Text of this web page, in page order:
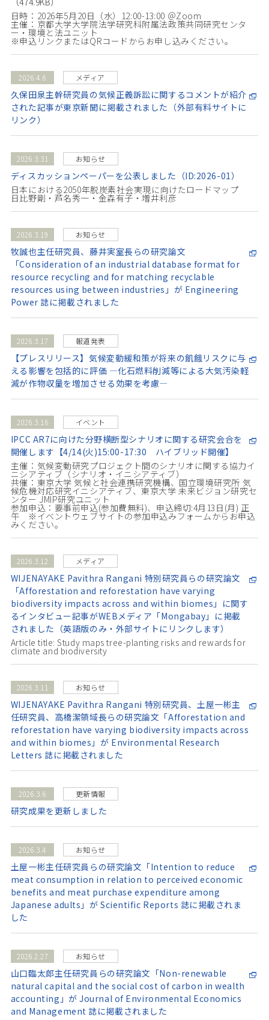
日時：2026年5月20日（水）12:00-13:00 ＠Zoom
主催：京都大学大学院法学研究科附属法政策共同研究センタ
ー・環境と法ユニット
※申込リンクまたはQRコードからお申し込みください。
2026.4.6 メディア
久保田泉主幹研究員の気候正義訴訟に関するコメントが紹介
された記事が東京新聞に掲載されました（外部有料サイトに
リンク）
2026.3.31 お知らせ
ディスカッションペーパーを公表しました（ID:2026-01）
日本における2050年脱炭素社会実現に向けたロードマップ
日比野剛・芦名秀一・金森有子・増井利彦
2026.3.19 お知らせ
牧誠也主任研究員、藤井実室長らの研究論文
「Consideration of an industrial database format for
resource recycling and for matching recyclable
resources using between industries」が Engineering
Power 誌に掲載されました
2026.3.17 報道発表
【プレスリリース】気候変動緩和策が将来の飢餓リスクに与
える影響を包括的に評価 —化石燃料削減等による大気汚染軽
減が作物収量を増加させる効果を考慮—
2026.3.16 イベント
IPCC AR7に向けた分野横断型シナリオに関する研究会合を
開催します【4/14(火)15:00-17:30 ハイブリッド開催】
主催：気候変動研究プロジェクト間のシナリオに関する協力イ
ニシアティブ（シナリオ・イニシアティブ）
共催：東京大学 気候と社会連携研究機構、国立環境研究所 気
候危機対応研究イニシアティブ、東京大学 未来ビジョン研究セ
ンター JMIP研究ユニット
参加申込：要事前申込(参加費無料)、申込締切:4月13日(月) 正
午 ※イベントウェブサイトの参加申込みフォームからお申込
みください。
2026.3.12 メディア
WIJENAYAKE Pavithra Rangani 特別研究員らの研究論文
「Afforestation and reforestation have varying
biodiversity impacts across and within biomes」に関す
るインタビュー記事がWEBメディア「Mongabay」に掲載
されました（英語版のみ・外部サイトにリンクします）
Article title: Study maps tree-planting risks and rewards for
climate and biodiversity
2026.3.11 お知らせ
WIJENAYAKE Pavithra Rangani 特別研究員、土屋一彬主
任研究員、高橋潔領域長らの研究論文「Afforestation and
reforestation have varying biodiversity impacts across
and within biomes」が Environmental Research
Letters 誌に掲載されました
2026.3.6 更新情報
研究成果を更新しました
2026.3.4 お知らせ
土屋一彬主任研究員らの研究論文「Intention to reduce
meat consumption in relation to perceived economic
benefits and meat purchase expenditure among
Japanese adults」が Scientific Reports 誌に掲載されま
した
2026.2.27 お知らせ
山口臨太郎主任研究員らの研究論文「Non-renewable
natural capital and the social cost of carbon in wealth
accounting」が Journal of Environmental Economics
and Management 誌に掲載されました